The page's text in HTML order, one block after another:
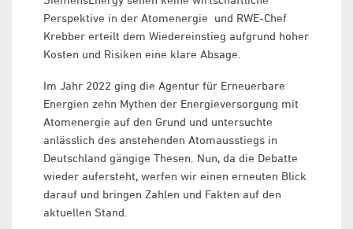
Perspektive in der Atomenergie und RWE-Chef
Krebber erteilt dem Wiedereinstieg aufgrund hoher
Kosten und Risiken eine klare Absage.
Im Jahr 2022 ging die Agentur für Erneuerbare
Energien zehn Mythen der Energieversorgung mit
Atomenergie auf den Grund und untersuchte
anlässlich des anstehenden Atomausstiegs in
Deutschland gängige Thesen. Nun, da die Debatte
wieder aufersteht, werfen wir einen erneuten Blick
darauf und bringen Zahlen und Fakten auf den
aktuellen Stand.